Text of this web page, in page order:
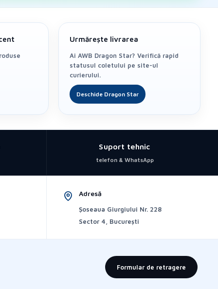
Urmărește livrarea
Ai AWB Dragon Star? Verifică rapid
statusul coletului pe site-ul
curierului.
Deschide Dragon Star
Suport tehnic
telefon & WhatsApp
Adresă
Șoseaua Giurgiului Nr. 228
Sector 4, București
Formular de retragere